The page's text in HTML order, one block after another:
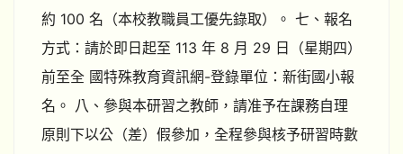
約 100 名（本校教職員工優先錄取）。 七、報名
方式：請於即日起至 113 年 8 月 29 日（星期四）
前至全 國特殊教育資訊網-登錄單位：新街國小報
名。 八、參與本研習之教師，請准予在課務自理
原則下以公（差）假參加，全程參與核予研習時數